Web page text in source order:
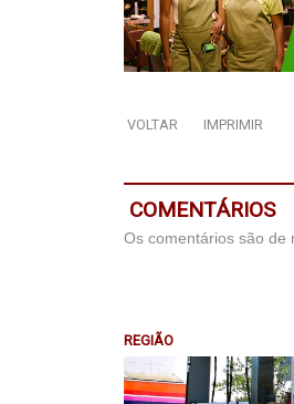
VOLTAR IMPRIMIR
COMENTÁRIOS
Os comentários são de
REGIÃO